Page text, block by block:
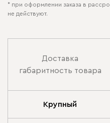
* при оформлении заказа в
не действуют.
Доставка
габаритность товара
Крупный